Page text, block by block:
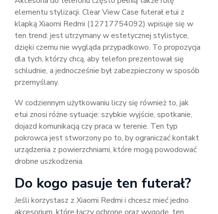
elementu stylizacji. Clear View Case futerał etui z
klapką Xiaomi Redmi (12717754092) wpisuje się w
ten trend: jest utrzymany w estetycznej stylistyce,
dzięki czemu nie wygląda przypadkowo. To propozycja
dla tych, którzy chcą, aby telefon prezentował się
schludnie, a jednocześnie był zabezpieczony w sposób
przemyślany.
W codziennym użytkowaniu liczy się również to, jak
etui znosi różne sytuacje: szybkie wyjście, spotkanie,
dojazd komunikacją czy praca w terenie. Ten typ
pokrowca jest stworzony po to, by ograniczać kontakt
urządzenia z powierzchniami, które mogą powodować
drobne uszkodzenia.
Do kogo pasuje ten futerał?
Jeśli korzystasz z Xiaomi Redmi i chcesz mieć jedno